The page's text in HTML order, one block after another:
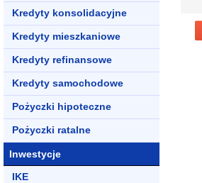
Kredyty konsolidacyjne
Kredyty mieszkaniowe
Kredyty refinansowe
Kredyty samochodowe
Pożyczki hipoteczne
Pożyczki ratalne
Inwestycje
IKE